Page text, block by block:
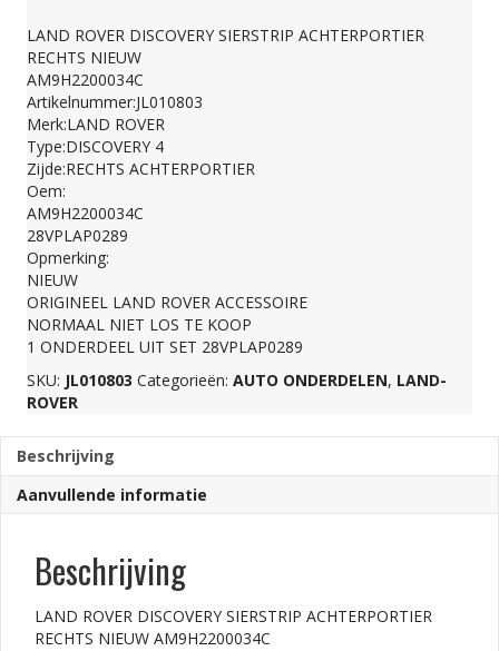
DISCOVERY
SIERSTRIP
ACHTERPORTIER
RECHTS
NIEUW
AM9H2200034C
aantal
LAND ROVER DISCOVERY SIERSTRIP ACHTERPORTIER
RECHTS NIEUW
AM9H2200034C
Artikelnummer:JL010803
Merk:LAND ROVER
Type:DISCOVERY 4
Zijde:RECHTS ACHTERPORTIER
Oem:
AM9H2200034C
28VPLAP0289
Opmerking:
NIEUW
ORIGINEEL LAND ROVER ACCESSOIRE
NORMAAL NIET LOS TE KOOP
1 ONDERDEEL UIT SET 28VPLAP0289
SKU: JL010803 Categorieën: AUTO ONDERDELEN, LAND-
ROVER
Beschrijving
Aanvullende informatie
Beschrijving
LAND ROVER DISCOVERY SIERSTRIP ACHTERPORTIER
RECHTS NIEUW AM9H2200034C